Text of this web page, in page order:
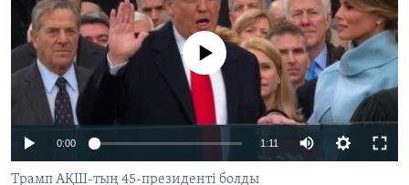
Русский
ЖАЗЫЛЫҢЫЗ
Басқа тілдерде
No media source currently available
0:00 1:11
Трамп АҚШ-тың 45-президенті болды